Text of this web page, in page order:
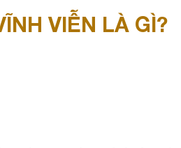
VIỄN LÀ GÌ?